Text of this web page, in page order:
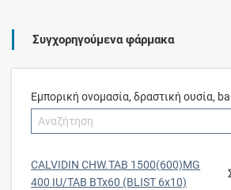
Συγχορηγούμενα φάρμακα
Εμπορική ονομασία, δραστική ουσία,
CALVIDIN CHW.TAB 1500(600)MG
400 IU/TAB BTx60 (BLIST 6x10)